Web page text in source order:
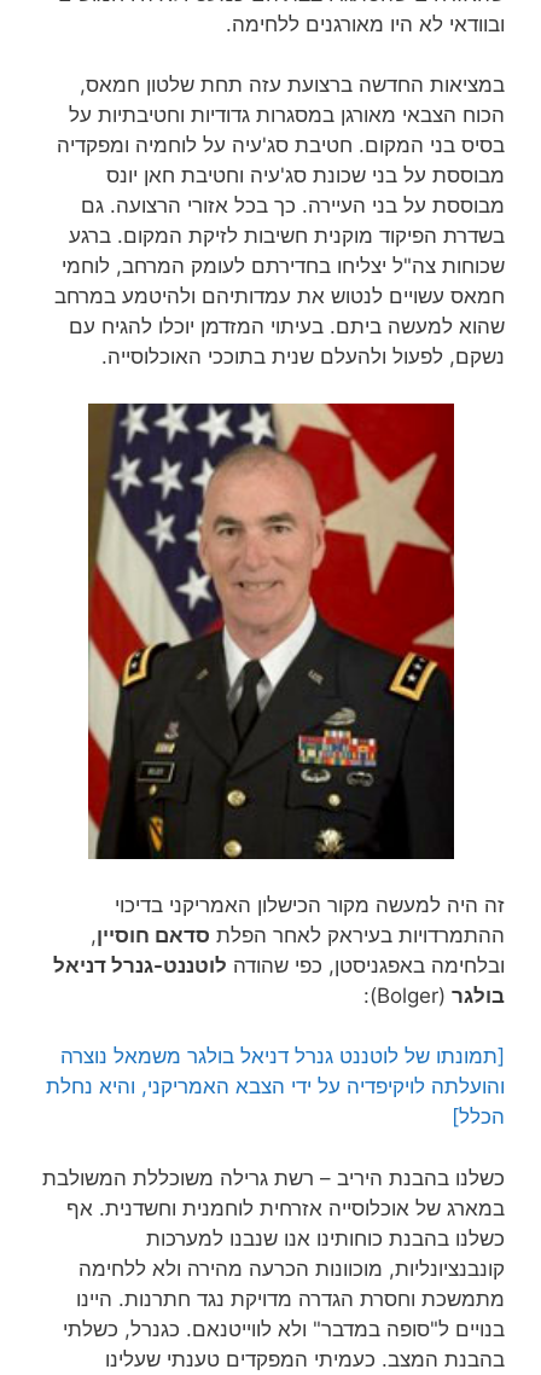
ובוודאי לא היו מאורגנים ללחימה.
במציאות החדשה ברצועת עזה תחת שלטון חמאס,
הכוח הצבאי מאורגן במסגרות גדודיות וחטיבתיות על
בסיס בני המקום. חטיבת סג'עיה על לוחמיה ומפקדיה
מבוססת על בני שכונת סג'עיה וחטיבת חאן יונס
מבוססת על בני העיירה. כך בכל אזורי הרצועה. גם
בשדרת הפיקוד מוקנית חשיבות לזיקת המקום. ברגע
שכוחות צה"ל יצליחו בחדירתם לעומק המרחב, לוחמי
חמאס עשויים לנטוש את עמדותיהם ולהיטמע במרחב
שהוא למעשה ביתם. בעיתוי המזדמן יוכלו להגיח עם
נשקם, לפעול ולהעלם שנית בתוככי האוכלוסייה.
זה היה למעשה מקור הכישלון האמריקני בדיכוי
ההתמרדויות בעיראק לאחר הפלת סדאם חוסיין,
ובלחימה באפגניסטן, כפי שהודה לוטננט-גנרל דניאל
בולגר (Bolger):
[תמונתו של לוטננט גנרל דניאל בולגר משמאל נוצרה
והועלתה לויקיפדיה על ידי הצבא האמריקני, והיא נחלת
הכלל]
כשלנו בהבנת היריב – רשת גרילה משוכללת המשולבת
במארג של אוכלוסייה אזרחית לוחמנית וחשדנית. אף
כשלנו בהבנת כוחותינו אנו שנבנו למערכות
קונבנציונליות, מוכוונות הכרעה מהירה ולא ללחימה
מתמשכת וחסרת הגדרה מדויקת נגד חתרנות. היינו
בנויים ל"סופה במדבר" ולא לווייטנאם. כגנרל, כשלתי
בהבנת המצב. כעמיתי המפקדים טענתי שעלינו